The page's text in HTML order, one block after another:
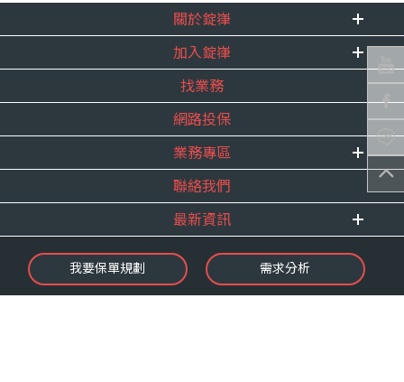
關於錠嵂
企業資訊
重要事跡
得獎紀錄
服務宣言
合作夥伴
加入錠嵂
內勤招聘
精英招募
年度增員計畫
找業務
網路投保
業務專區
E 線資源網
聯絡我們
最新資訊
最新消息
錠嵂焦點
我要保單規劃 需求分析